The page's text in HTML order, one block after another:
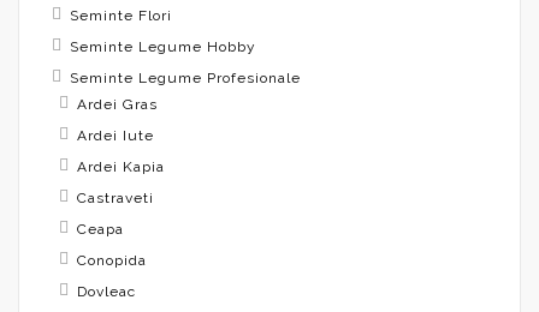
Seminte Flori
Seminte Legume Hobby
Seminte Legume Profesionale
Ardei Gras
Ardei Iute
Ardei Kapia
Castraveti
Ceapa
Conopida
Dovleac